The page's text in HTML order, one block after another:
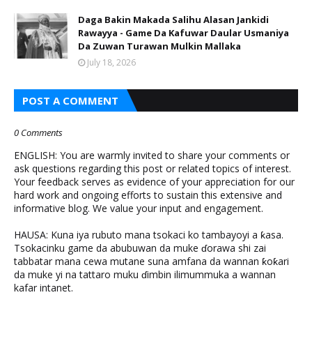
Daga Bakin Makada Salihu Alasan Jankidi
Rawayya - Game Da Kafuwar Daular Usmaniya
Da Zuwan Turawan Mulkin Mallaka
July 18, 2026
POST A COMMENT
0 Comments
ENGLISH: You are warmly invited to share your comments or
ask questions regarding this post or related topics of interest.
Your feedback serves as evidence of your appreciation for our
hard work and ongoing efforts to sustain this extensive and
informative blog. We value your input and engagement.
HAUSA: Kuna iya rubuto mana tsokaci ko tambayoyi a ƙasa.
Tsokacinku game da abubuwan da muke ɗorawa shi zai
tabbatar mana cewa mutane suna amfana da wannan ƙoƙari
da muke yi na tattaro muku ɗimbin ilimummuka a wannan
kafar intanet.